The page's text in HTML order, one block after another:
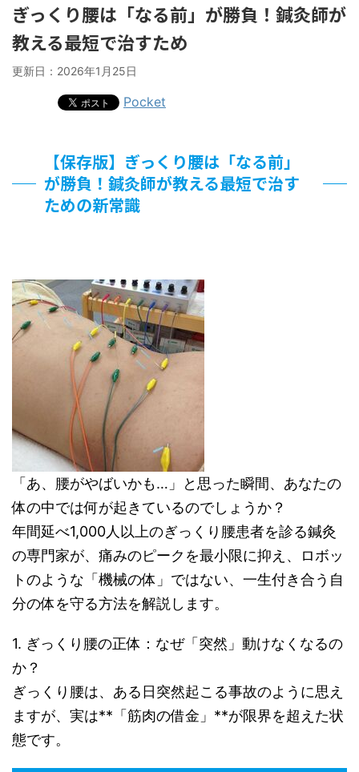
ぎっくり腰は「なる前」が勝負！鍼灸師が
教える最短で治すため
更新日： 2026年1月25日
Pocket
【保存版】ぎっくり腰は「なる前」
が勝負！鍼灸師が教える最短で治す
ための新常識
「あ、腰がやばいかも…」と思った瞬間、あなたの
体の中では何が起きているのでしょうか？
年間延べ1,000人以上のぎっくり腰患者を診る鍼灸
の専門家が、痛みのピークを最小限に抑え、ロボッ
トのような「機械の体」ではない、一生付き合う自
分の体を守る方法を解説します。
1. ぎっくり腰の正体：なぜ「突然」動けなくなるの
か？
ぎっくり腰は、ある日突然起こる事故のように思え
ますが、実は**「筋肉の借金」**が限界を超えた状
態です。